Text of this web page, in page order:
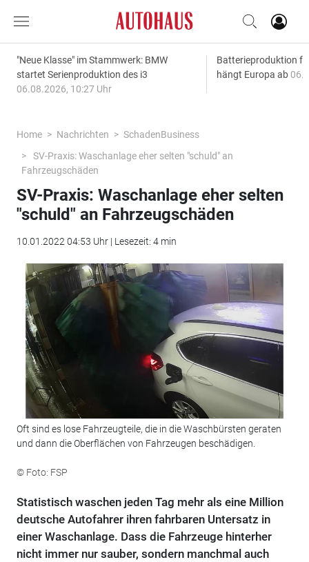
"Neue Klasse" im Stammwerk: BMW
startet Serienproduktion des i3
06.08.2026, 10:27 Uhr
Batterieproduktion
hängt Europa ab
Home Nachrichten
SchadenBusiness
SV-Praxis: Waschanlage eher selten "schuld" an
Fahrzeugschäden
SV-Praxis: Waschanlage eher selten
"schuld" an Fahrzeugschäden
10.01.2022 04:53 Uhr | Lesezeit: 4 min
Oft sind es lose Fahrzeugteile, die in die Waschbürsten geraten
und dann die Oberflächen von Fahrzeugen beschädigen.
© Foto: FSP
Statistisch waschen jeden Tag mehr als eine Million
deutsche Autofahrer ihren fahrbaren Untersatz in
einer Waschanlage. Dass die Fahrzeuge hinterher
nicht immer nur sauber, sondern manchmal auch